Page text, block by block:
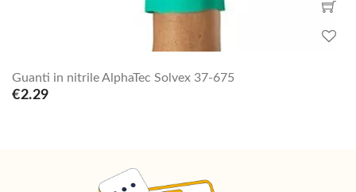
Guanti in nitrile AlphaTec Solvex 37-675
€2.29